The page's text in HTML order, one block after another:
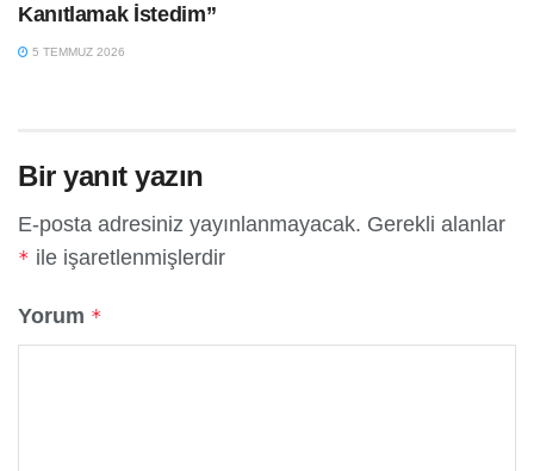
Kanıtlamak İstedim”
5 TEMMUZ 2026
Bir yanıt yazın
E-posta adresiniz yayınlanmayacak. Gerekli alanlar
* ile işaretlenmişlerdir
Yorum *